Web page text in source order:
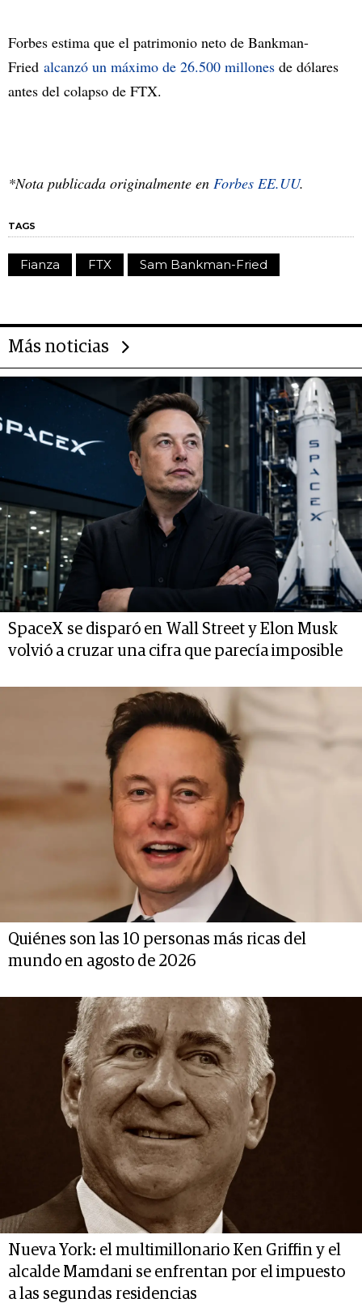
Forbes estima que el patrimonio neto de Bankman-
Fried alcanzó un máximo de 26.500 millones de dólares
antes del colapso de FTX.
*Nota publicada originalmente en Forbes EE.UU.
TAGS
Fianza FTX Sam Bankman-Fried
Más noticias
SpaceX se disparó en Wall Street y Elon Musk
volvió a cruzar una cifra que parecía imposible
Quiénes son las 10 personas más ricas del
mundo en agosto de 2026
Nueva York: el multimillonario Ken Griffin y el
alcalde Mamdani se enfrentan por el impuesto
a las segundas residencias